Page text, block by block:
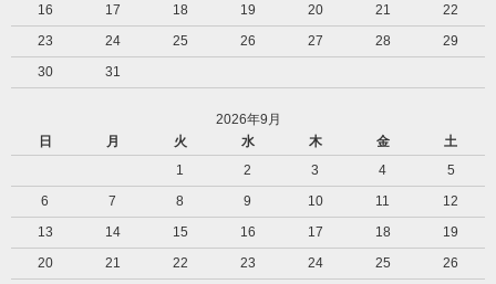
16
17 18 19 20 21
22
23
24 25 26 27 28
29
30
31
2026年9月
日
月 火 水 木 金
土
1
2 3 4
5
6
7 8 9 10 11
12
13
14 15 16 17 18
19
20
21 22 23 24 25
26